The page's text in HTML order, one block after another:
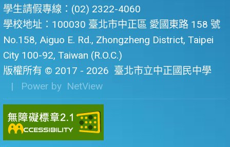
學生請假專線：(02) 2322-4060
學校地址：100030 臺北市中正區 愛國東路 158 號
No.158, Aiguo E. Rd., Zhongzheng District, Taipei
City 100-92, Taiwan (R.O.C.)
版權所有 © 2017 - 2026 臺北市立中正國民中學
| Power by NetView